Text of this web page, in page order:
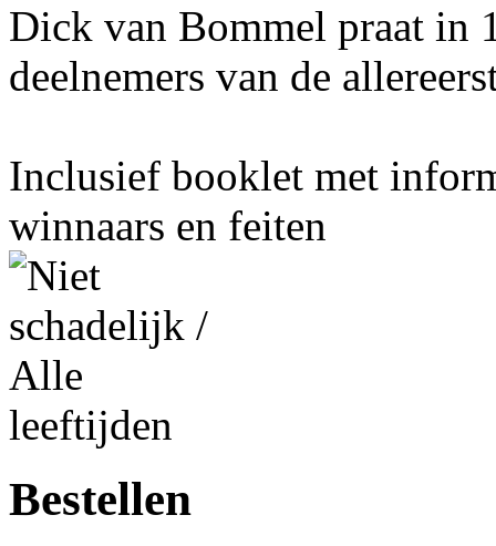
Dick van Bommel praat in
deelnemers van de
Inclusief booklet met
winnaars en feiten
Bestellen